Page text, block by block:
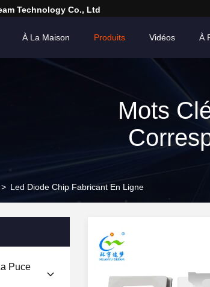
Technology Co., Ltd
À La Maison Produits Vidéos À
Mots
> Led Diode Chip Fabricant En Ligne
Puce